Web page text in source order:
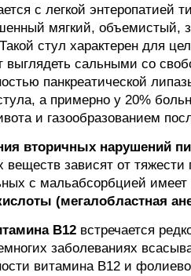
с легкой энтеропатией
мягкий, объемистый,
стул характерен для
выглядеть сальными со
панкреатической
а примерно у 20%
и газообразованием
вторичных нарушений
веществ зависят от
с мальабсорбцией
(мегалобластная
В12 встречается
заболеваниях
витамина В12 и